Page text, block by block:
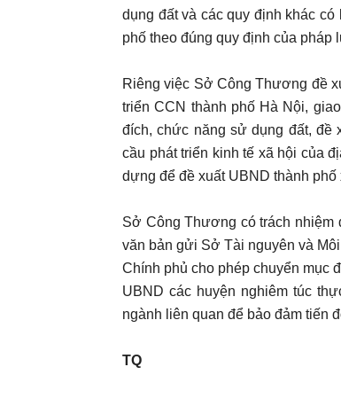
dụng đất và các quy định khác
phố theo đúng quy định của pháp
Riêng việc Sở Công Thương đề
triển CCN thành phố Hà Nội,
đích, chức năng sử dụng đất, đề
cầu phát triển kinh tế xã hội của
dựng để đề xuất UBND thành
Sở Công Thương có trách
văn bản gửi Sở Tài nguyên và
Chính phủ cho phép chuyển mục
UBND các huyện nghiêm túc
ngành liên quan để bảo đảm tiến
TQ